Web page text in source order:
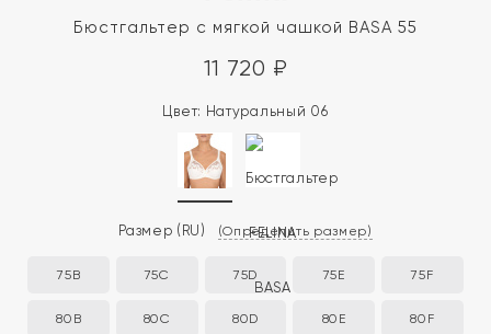
Бюстгальтер с мягкой чашкой BASA 55
11 720 ₽
Цвет: Натуральный 06
Размер (RU) (Определить размер)
75B 75C 75D 75E 75F
80B 80C 80D 80E 80F